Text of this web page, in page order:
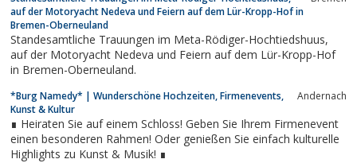
auf der Motoryacht Nedeva und Feiern auf dem Lür-Kropp-Hof in
Bremen-Oberneuland
Standesamtliche Trauungen im Meta-Rödiger-Hochtiedshuus,
auf der Motoryacht Nedeva und Feiern auf dem Lür-Kropp-Hof
in Bremen-Oberneuland.
*Burg Namedy* | Wunderschöne Hochzeiten, Firmenevents,
Kunst & Kultur
Andernach
∎ Heiraten Sie auf einem Schloss! Geben Sie Ihrem Firmenevent
einen besonderen Rahmen! Oder genießen Sie einfach kulturelle
Highlights zu Kunst & Musik! ∎